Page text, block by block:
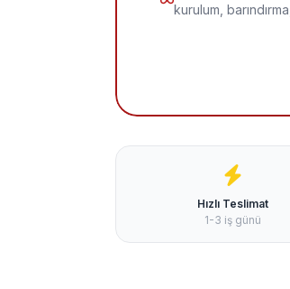
kurulum,
Hızlı Teslimat
1-3 iş günü